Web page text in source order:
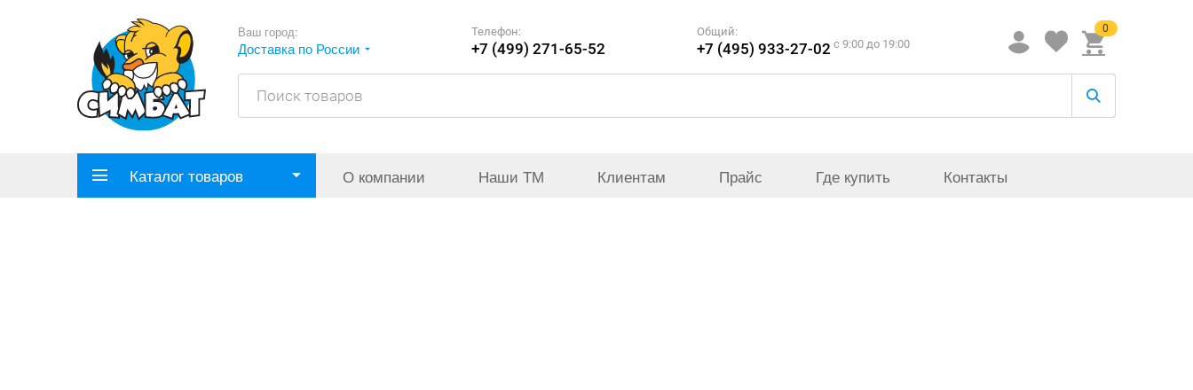
Ваш город:
Доставка по России
Телефон:
+7 (499) 271-65-52
Общий:
+7 (495) 933-27-02 c 9:00 до 19:00
0
Каталог товаров О компании Наши ТМ Клиентам Прайс Где купить Контакты